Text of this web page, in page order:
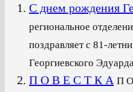
С днем рождения
региональное
поздравляет с 81-
Георгиевского
П О В Е С Т К А П